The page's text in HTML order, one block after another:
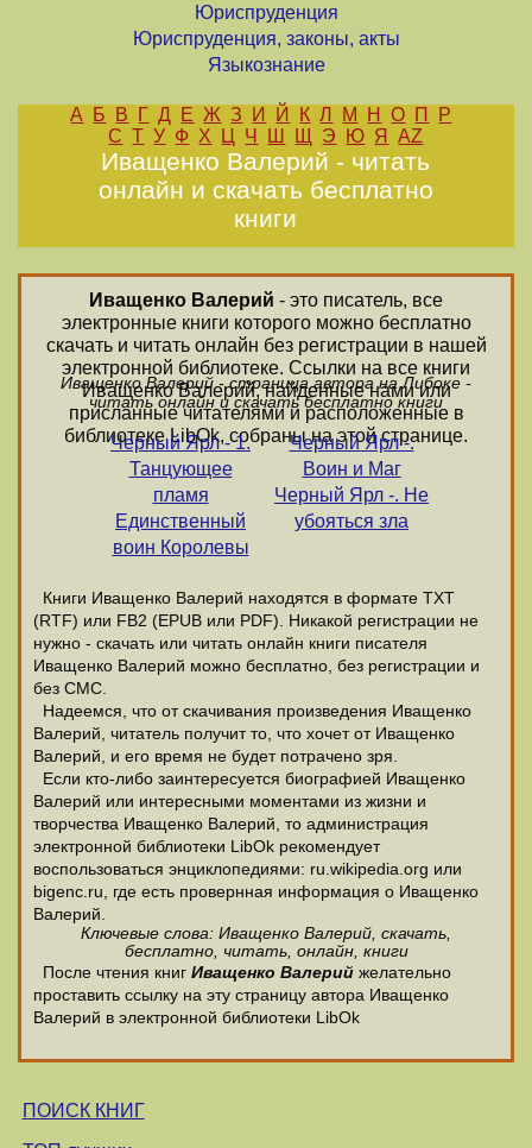
Юриспруденция
Юриспруденция, законы, акты
Языкознание
А Б В Г Д Е Ж З И Й К Л М Н О П
Р
С Т У Ф Х Ц Ч Ш Щ Э Ю Я AZ
Иващенко Валерий - читать
онлайн и скачать бесплатно
книги
Иващенко Валерий - это писатель, все
электронные книги которого можно бесплатно
скачать и читать онлайн без регистрации в нашей
электронной библиотеке. Ссылки на все книги
Иващенко Валерий, найденные нами или
присланные читателями и расположенные в
библиотеке LibOk, собраны на этой странице.
Иващенко Валерий - страница автора на Либоке -
читать онлайн и скачать бесплатно книги
Черный Ярл - 1.
Танцующее
пламя
Единственный
воин Королевы
Черный Ярл -.
Воин и Маг
Черный Ярл -. Не
убояться зла
Книги Иващенко Валерий находятся в формате ТХТ
(RTF) или FB2 (EPUB или PDF). Никакой регистрации не
нужно - скачать или читать онлайн книги писателя
Иващенко Валерий можно бесплатно, без регистрации и
без СМС.
Надеемся, что от скачивания произведения Иващенко
Валерий, читатель получит то, что хочет от Иващенко
Валерий, и его время не будет потрачено зря.
Если кто-либо заинтересуется биографией Иващенко
Валерий или интересными моментами из жизни и
творчества Иващенко Валерий, то администрация
электронной библиотеки LibOk рекомендует
воспользоваться энциклопедиями: ru.wikipedia.org или
bigenc.ru, где есть провернная информация о Иващенко
Валерий.
Ключевые слова: Иващенко Валерий, скачать,
бесплатно, читать, онлайн, книги
После чтения книг Иващенко Валерий желательно
проставить ссылку на эту страницу автора Иващенко
Валерий в электронной библиотеки LibOk
ПОИСК КНИГ